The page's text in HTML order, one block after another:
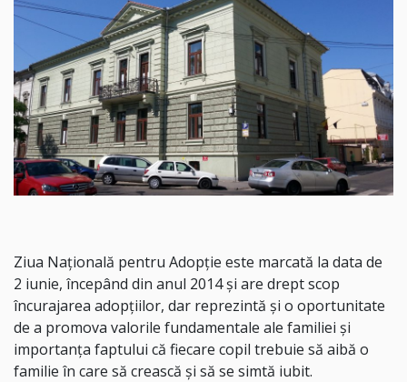
Ziua Naţională pentru Adopţie este marcată la data de
2 iunie, începând din anul 2014 şi are drept scop
încurajarea adopţiilor, dar reprezintă și o oportunitate
de a promova valorile fundamentale ale familiei şi
importanţa faptului că fiecare copil trebuie să aibă o
familie în care să crească şi să se simtă iubit.